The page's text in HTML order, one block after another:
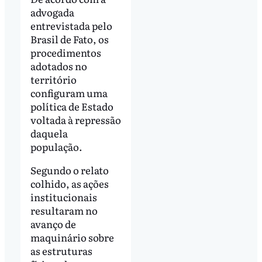
advogada
entrevistada pelo
Brasil de Fato, os
procedimentos
adotados no
território
configuram uma
política de Estado
voltada à repressão
daquela
população.
Segundo o relato
colhido, as ações
institucionais
resultaram no
avanço de
maquinário sobre
as estruturas